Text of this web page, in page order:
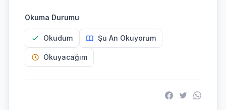
Okuma Durumu
Okudum Şu An Okuyorum
Okuyacağım